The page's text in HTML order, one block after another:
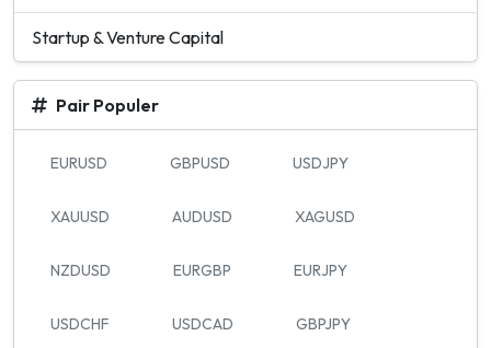
Startup & Venture Capital
Pair Populer
EURUSD GBPUSD USDJPY
XAUUSD AUDUSD XAGUSD
NZDUSD EURGBP EURJPY
USDCHF USDCAD GBPJPY